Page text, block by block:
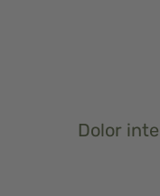
Dolor